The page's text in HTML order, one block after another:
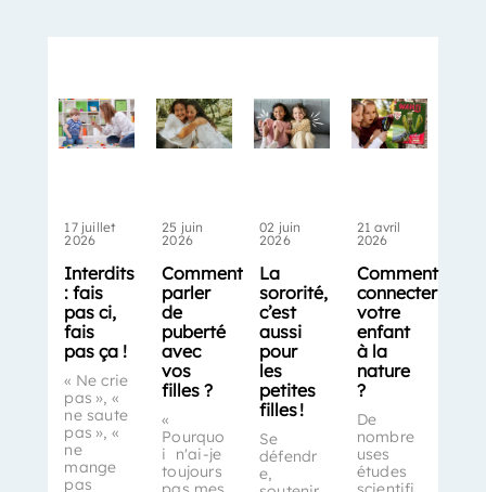
17 juillet
2026
Interdits
: fais
pas ci,
fais
pas ça !
« Ne crie
pas », «
ne saute
pas », «
ne
mange
pas
25 juin
2026
Comment
parler
de
puberté
avec
vos
filles ?
«
Pourquo
i n'ai-je
toujours
02 juin
2026
La
sororité,
c’est
aussi
pour
les
petites
filles !
Se
défendr
e,
21 avril
2026
Comment
connecter
votre
enfant
à la
nature
?
De
nombre
uses
études